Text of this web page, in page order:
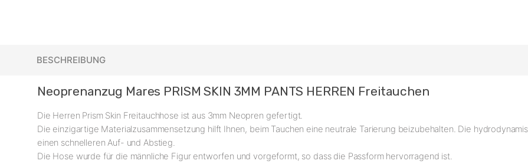
BESCHREIBUNG
Neoprenanzug Mares PRISM SKIN 3MM PANTS HERREN Freitauchen
Die Herren Prism Skin Freitauchhose ist aus 3mm Neopren gefertigt.
Die einzigartige Materialzusammensetzung hilft Ihnen, beim Tauchen eine neutrale Tarierung beizubehalten. Die
einen schnelleren Auf- und Abstieg.
Die Hose wurde für die männliche Figur entworfen und vorgeformt, so dass die Passform hervorragend ist.